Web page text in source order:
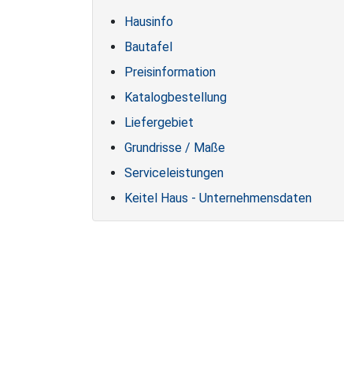
Hausinfo
Bautafel
Preisinformation
Katalogbestellung
Liefergebiet
Grundrisse / Maße
Serviceleistungen
Keitel Haus - Unternehmensdaten